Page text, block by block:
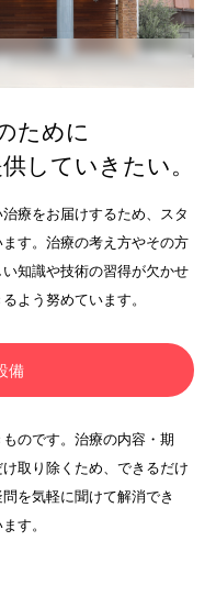
ために
していきたい。
療をお届けするため、スタ
す。治療の考え方やその方
知識や技術の習得が欠かせ
よう努めています。
備
のです。治療の内容・期
取り除くため、できるだけ
を気軽に聞けて解消でき
す。